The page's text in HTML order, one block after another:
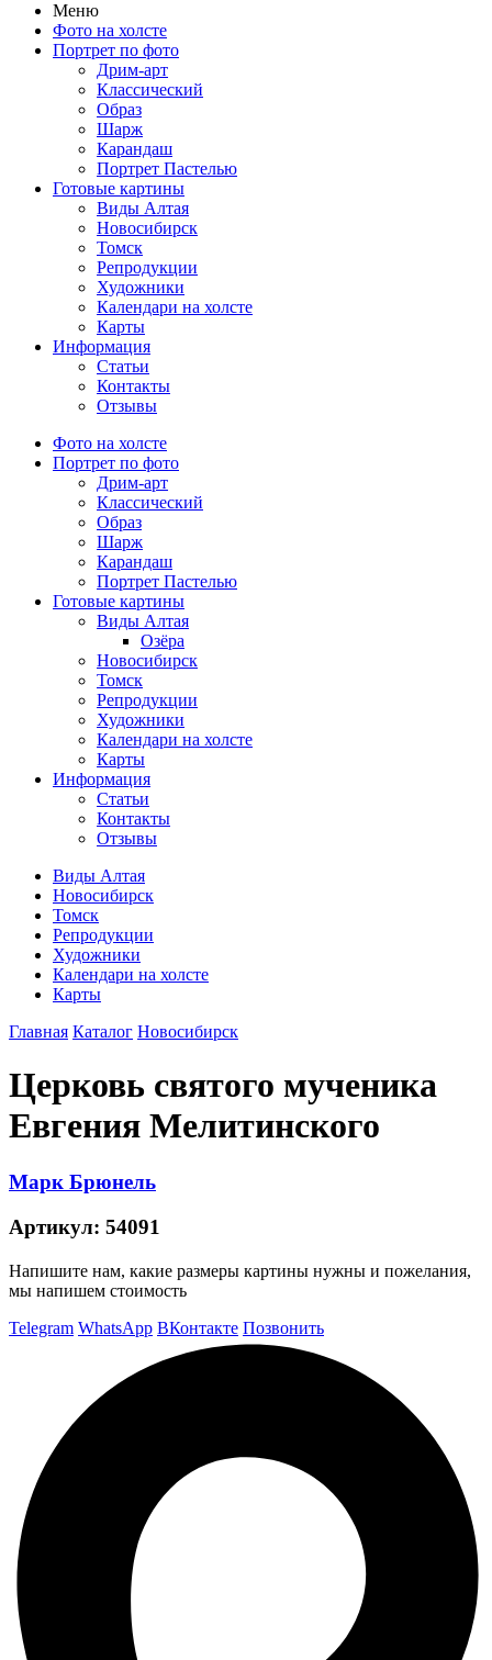
Меню
Фото на холсте
Портрет по фото
Дрим-арт
Классический
Образ
Шарж
Карандаш
Портрет Пастелью
Готовые картины
Виды Алтая
Новосибирск
Томск
Репродукции
Художники
Календари на холсте
Карты
Информация
Статьи
Контакты
Отзывы
Фото на холсте
Портрет по фото
Дрим-арт
Классический
Образ
Шарж
Карандаш
Портрет Пастелью
Готовые картины
Виды Алтая
Озёра
Новосибирск
Томск
Репродукции
Художники
Календари на холсте
Карты
Информация
Статьи
Контакты
Отзывы
Виды Алтая
Новосибирск
Томск
Репродукции
Художники
Календари на холсте
Карты
Главная Каталог Новосибирск
Церковь святого мученика
Евгения Мелитинского
Марк Брюнель
Артикул: 54091
Напишите нам, какие размеры картины нужны и пожелания,
мы напишем стоимость
Telegram WhatsApp ВКонтакте Позвонить